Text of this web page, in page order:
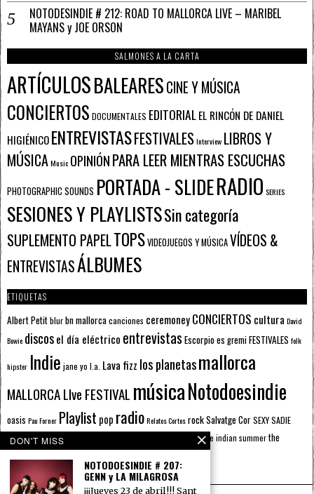
NOTODESINDIE # 212: ROAD TO MALLORCA LIVE – MARIBEL
MAYANS y JOE ORSON
SALMONES A LA CARTA
ARTÍCULOSBALEARESCINE Y MÚSICA
CONCIERTOS DOCUMENTALES EDITORIALEL RINCÓN DE DANIEL
HIGIÉNICOENTREVISTASFESTIVALESInterview LIBROS Y
MÚSICAMusic OPINIÓNPARA LEER MIENTRAS ESCUCHAS
PHOTOGRAPHIC SOUNDS PORTADA - SLIDERADIO SERIES
SESIONES Y PLAYLISTSSin categoría
SUPLEMENTO PAPELTOPSVIDEOJUEGOS Y MÚSICAVÍDEOS &
ENTREVISTASÁLBUMES
ETIQUETAS
Albert Petitblurbn mallorcacanciones ceremoneyCONCIERTOS cultura David
Bowie discosel día eléctrico entrevistas Escorpioes gremiFESTIVALES folk
hipster Indie jane yo l.a. Lava fizz los planetasmallorca
MALLORCA LIve FESTIVAL músicaNotodoesindie
oasis Pau Forner Playlist pop radioRelatos CortosrockSalvatge CorSEXY SADIE
sputniksputnik radio The Beatles the curethe indian summerthe
the wheelsu2 álbumes
DON'T MISS
NOTODOESINDIE # 207:
GENN y LA MILAGROSA
¡¡¡Jueves 23 de abril!!! Sant